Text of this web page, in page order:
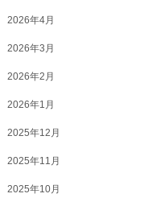
2026年4月
2026年3月
2026年2月
2026年1月
2025年12月
2025年11月
2025年10月